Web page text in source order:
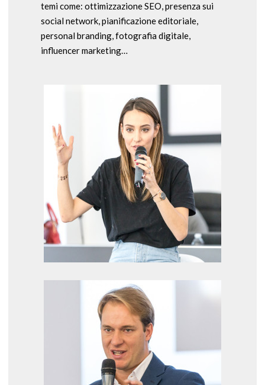
temi come: ottimizzazione SEO, presenza sui
social network, pianificazione editoriale,
personal branding, fotografia digitale,
influencer marketing…